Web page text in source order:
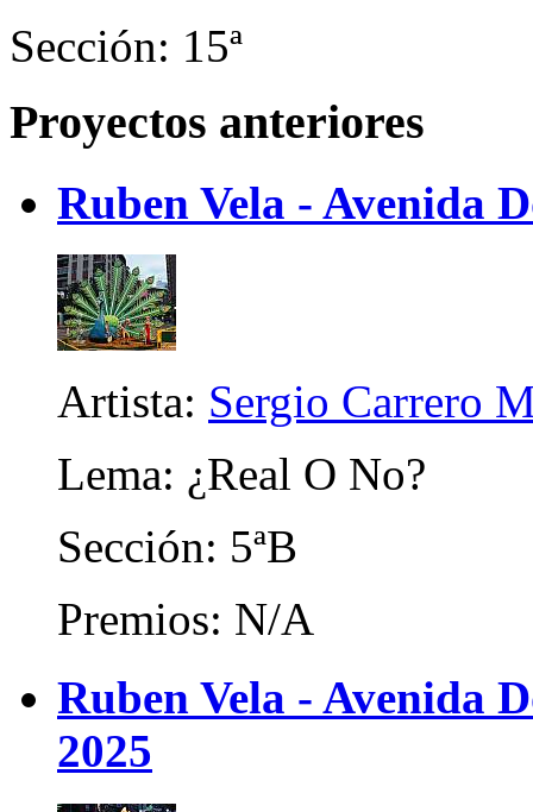
Sección: 15ª
Proyectos anteriores
Ruben Vela - Avenida
Artista: Sergio Carrero
Lema: ¿Real O No?
Sección: 5ªB
Premios: N/A
Ruben Vela - Avenida
2025